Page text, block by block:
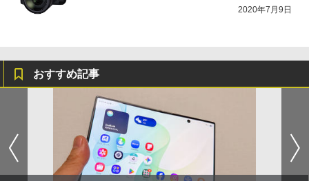
2020年7月9日
おすすめ記事